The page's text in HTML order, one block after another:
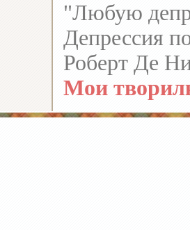
"Любую
Депрессия
Роберт Де
Мои